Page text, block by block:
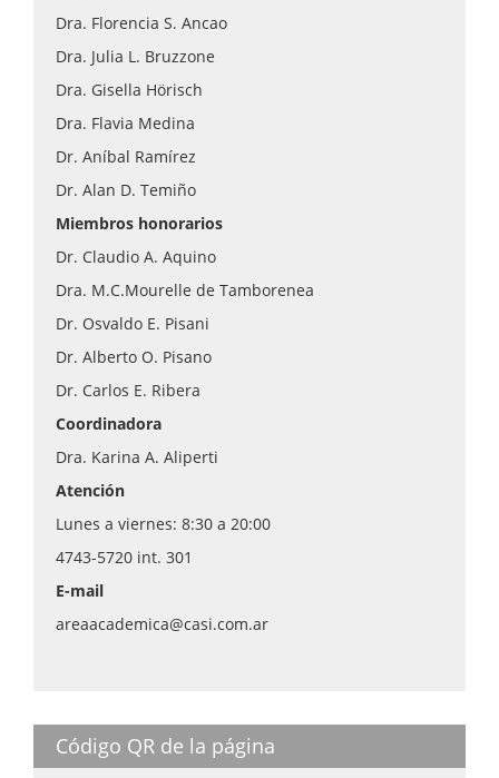
Dra. Florencia S. Ancao
Dra. Julia L. Bruzzone
Dra. Gisella Hörisch
Dra. Flavia Medina
Dr. Aníbal Ramírez
Dr. Alan D. Temiño
Miembros honorarios
Dr. Claudio A. Aquino
Dra. M.C.Mourelle de Tamborenea
Dr. Osvaldo E. Pisani
Dr. Alberto O. Pisano
Dr. Carlos E. Ribera
Coordinadora
Dra. Karina A. Aliperti
Atención
Lunes a viernes: 8:30 a 20:00
4743-5720 int. 301
E-mail
areaacademica@casi.com.ar
Código QR de la página